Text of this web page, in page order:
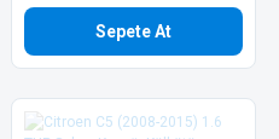
Sepete At